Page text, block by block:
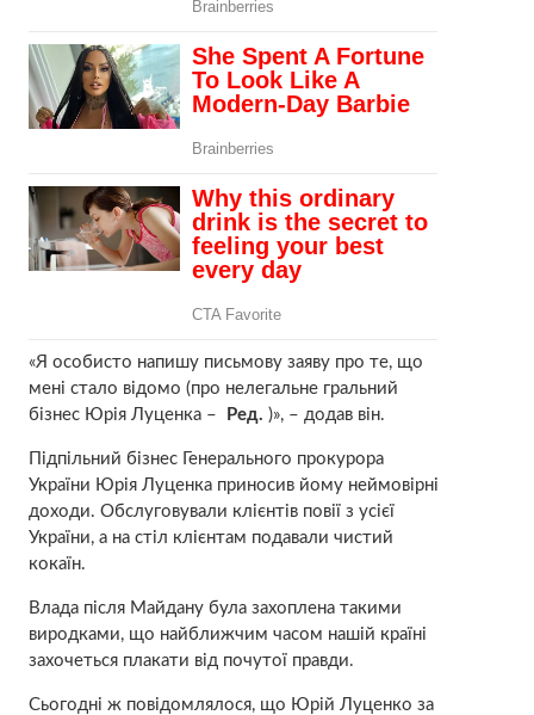
«Я особисто напишу письмову заяву про те, що
мені стало відомо (про нелегальне гральний
бізнес Юрія Луценка –
Ред. )», – додав він.
Підпільний бізнес Генерального прокурора
України Юрія Луценка приносив йому неймовірні
доходи. Обслуговували клієнтів повії з усієї
України, а на стіл клієнтам подавали чистий
кокаїн.
Влада після Майдану була захоплена такими
виродками, що найближчим часом нашій країні
захочеться плакати від почутої правди.
Сьогодні ж повідомлялося, що Юрій Луценко за